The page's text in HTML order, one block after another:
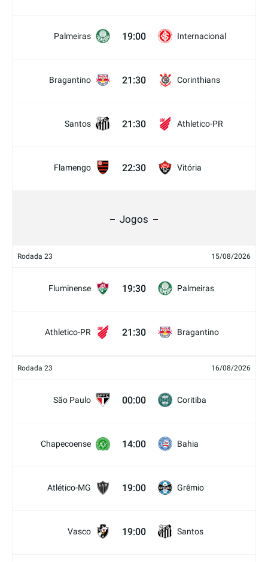
Palmeiras 19:00 Internacional
Bragantino 21:30 Corinthians
Santos 21:30 Athletico-PR
Flamengo 22:30 Vitória
Jogos
Rodada 23 15/08/2026
Fluminense 19:30 Palmeiras
Athletico-PR 21:30 Bragantino
Rodada 23 16/08/2026
São Paulo 00:00 Coritiba
Chapecoense 14:00 Bahia
Atlético-MG 19:00 Grêmio
Vasco 19:00 Santos